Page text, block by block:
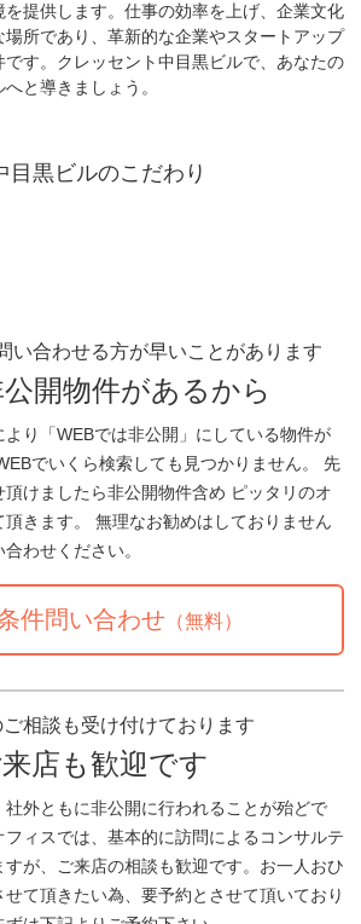
提供します。仕事の効率を上げ、企業文化
所であり、革新的な企業やスタートアップ
す。クレッセント中目黒ビルで、あなたの
と導きましょう。
目黒ビルのこだわり
い合わせる方が早いことがあります
開物件があるから
り「WEBでは非公開」にしている物件が
でいくら検索しても見つかりません。 先
けましたら非公開物件含め ピッタリのオ
きます。 無理なお勧めはしておりません
わせください。
件問い合わせ （無料）
相談も受け付けております
店も歓迎です
外ともに非公開に行われることが殆どで
ィスでは、基本的に訪問によるコンサルテ
すが、ご来店の相談も歓迎です。お一人おひ
て頂きたい為、要予約とさせて頂いており